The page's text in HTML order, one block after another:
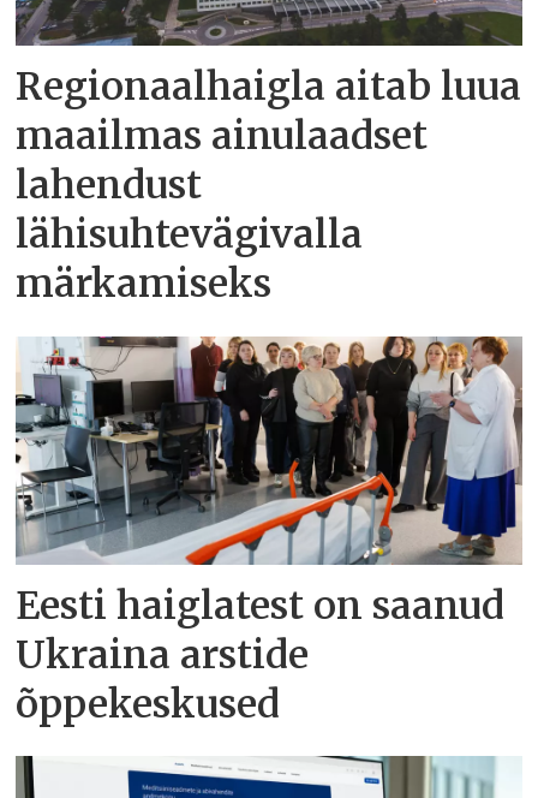
Regionaalhaigla aitab luua
maailmas ainulaadset
lahendust
lähisuhtevägivalla
märkamiseks
Eesti haiglatest on saanud
Ukraina arstide
õppekeskused